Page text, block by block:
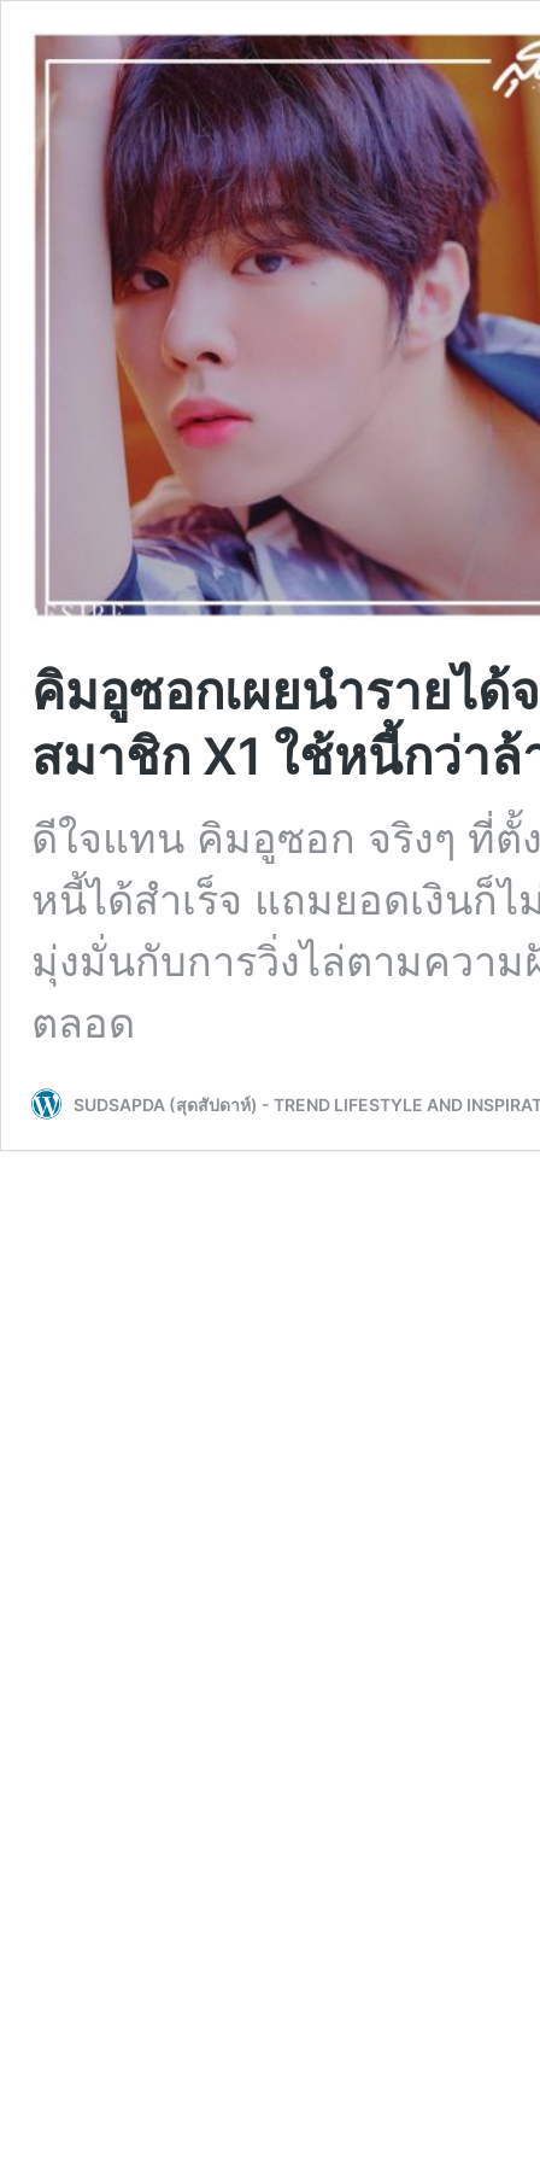
คิมอูซอกเผยนำรายได้
สมาชิก X1 ใช้หนี้กว่า
ดีใจแทน คิมอูซอก จริงๆ ที่ตั้
หนี้ได้สำเร็จ แถมยอดเงินก็
มุ่งมั่นกับการวิ่งไล่ตามความ
ตลอด
SUDSAPDA (สุดสัปดาห์) - TREND LIFESTYLE AND